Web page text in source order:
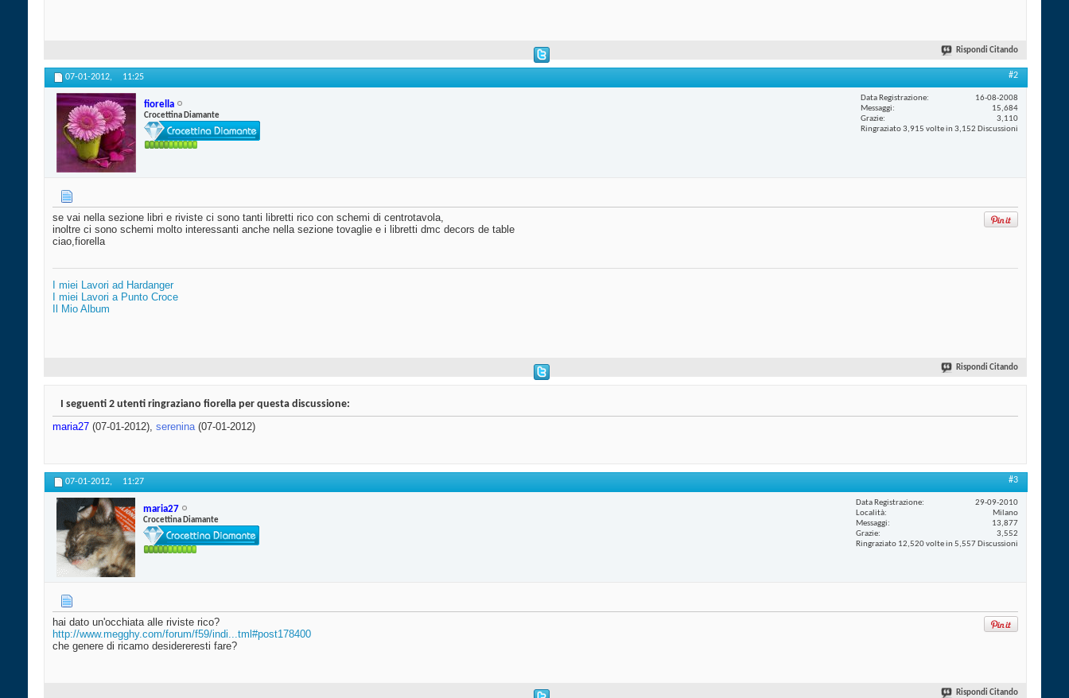
Rispondi Citando
07-01-2012, 11:25 #2
fiorella
Crocettina Diamante
Data Registrazione
16-08-2008
Messaggi
15,684
Grazie
3,110
Ringraziato 3,915 volte in 3,152 Discussioni
se vai nella sezione libri e riviste ci sono tanti libretti rico con schemi di centrotavola,
inoltre ci sono schemi molto interessanti anche nella sezione tovaglie e i libretti dmc decors de table
ciao,fiorella
I miei Lavori ad Hardanger
I miei Lavori a Punto Croce
Il Mio Album
Rispondi Citando
I seguenti 2 utenti ringraziano fiorella per questa discussione:
maria27 (07-01-2012), serenina(07-01-2012)
07-01-2012, 11:27 #3
maria27
Crocettina Diamante
Data Registrazione
29-09-2010
Località
Milano
Messaggi
13,877
Grazie
3,552
Ringraziato 12,520 volte in 5,557 Discussioni
hai dato un'occhiata alle riviste rico?
http://www.megghy.com/forum/f59/indi...tml#post178400
che genere di ricamo desidereresti fare?
Rispondi Citando